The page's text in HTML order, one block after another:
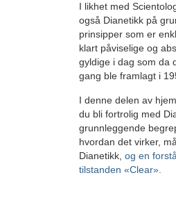
I likhet med
også Dianetikk på
prinsipper som er
klart påviselige og
gyldige i dag som da
gang ble framlagt i
I denne delen av
du bli fortrolig med
grunnleggende
hvordan det virker,
Dianetikk, og en
tilstanden «Clear».